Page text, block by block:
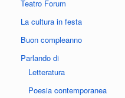
Teatro Forum
La cultura in festa
Buon compleanno
Parlando di
Letteratura
Poesia contemporanea